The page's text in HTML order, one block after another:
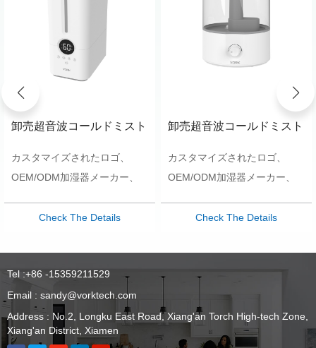
卸売超音波コールドミスト
アロマセラピー加湿器
カスタマイズされたロゴ、
OEM/ODM加湿器メーカー、
Check The Details
卸売超音波コールドミスト
アロマセラピー加湿器
カスタマイズされたロゴ、
OEM/ODM加湿器メーカー、
Check The Details
Tel :+86 -15359211529
Email : sandy@vorktech.com
Address : No.2, Longku East Road, Xiang'an Torch High-tech Zone,
Xiang'an District, Xiamen